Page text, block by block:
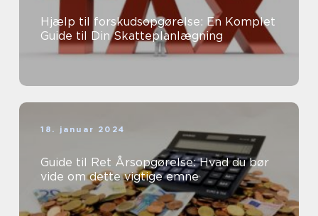
Hjælp til forskudsopgørelse: En Komplet
Guide til Din Skatteplanlægning
18. januar 2024
Guide til Ret Årsopgørelse: Hvad du bør
vide om dette vigtige emne